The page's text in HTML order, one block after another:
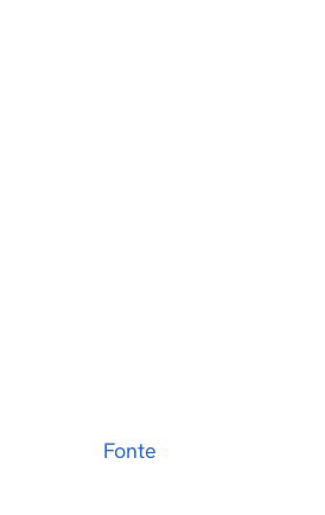
Fonte